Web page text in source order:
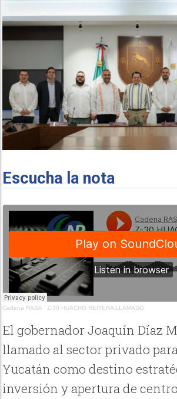
Escucha la nota
Cadena RASA · Z-30 HUACHO REITERA LLAMADO
El gobernador Joaquín Díaz
llamado al sector privado
Yucatán como destino
inversión y apertura de